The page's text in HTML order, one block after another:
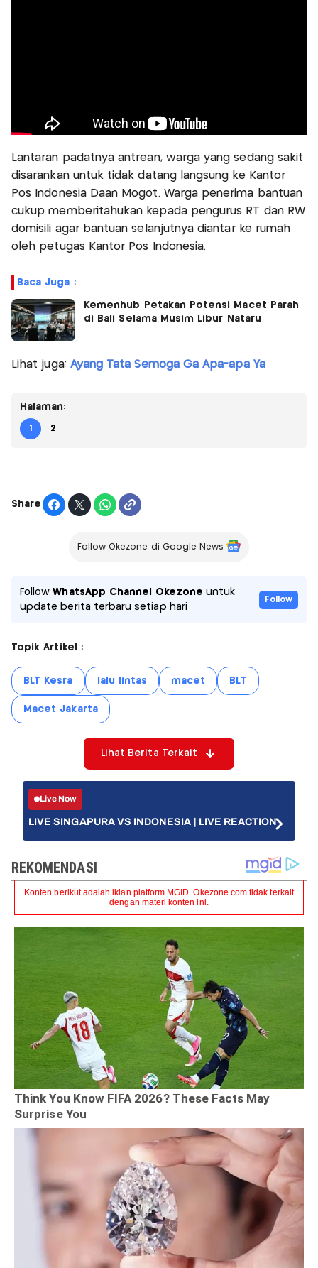
Lantaran padatnya antrean, warga yang sedang sakit
disarankan untuk tidak datang langsung ke Kantor
Pos Indonesia Daan Mogot. Warga penerima bantuan
cukup memberitahukan kepada pengurus RT dan RW
domisili agar bantuan selanjutnya diantar ke rumah
oleh petugas Kantor Pos Indonesia.
Baca Juga :
Kemenhub Petakan Potensi Macet Parah
di Bali Selama Musim Libur Nataru
Lihat juga: Ayang Tata Semoga Ga Apa-apa Ya
Halaman:
1 2
Share
Follow Okezone di Google News
FollowWhatsApp Channel Okezone untuk
update berita terbaru setiap hari
Follow
Topik Artikel :
BLT Kesra lalu lintas macet BLT
Macet Jakarta
Lihat Berita Terkait
Live Now
LIVE SINGAPURA VS INDONESIA | LIVE REACTION